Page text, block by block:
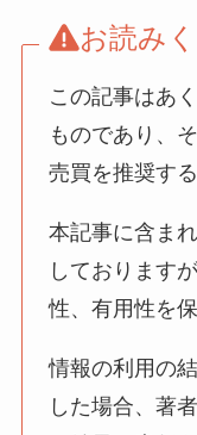
お読み
この記事はあ
ものであり、
売買を推奨す
本記事に含ま
しております
性、有用性を
情報の利用の
した場合、著